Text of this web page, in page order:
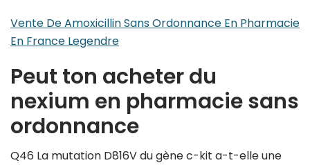
Vente De Amoxicillin Sans Ordonnance En Pharmacie
En France Legendre
Peut ton acheter du
nexium en pharmacie sans
ordonnance
Q46 La mutation D816V du gène c-kit a-t-elle une